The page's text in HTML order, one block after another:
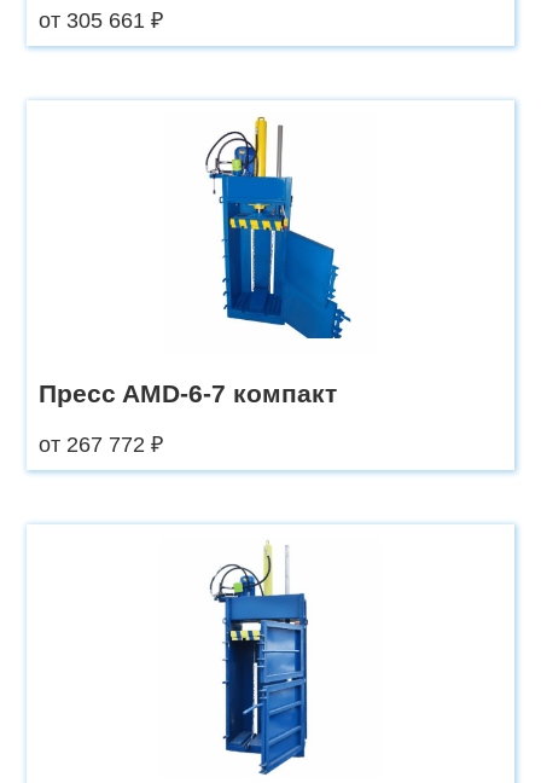
от 305 661 ₽
Пpecc AMD-6-7 кoмпакт
от 267 772 ₽